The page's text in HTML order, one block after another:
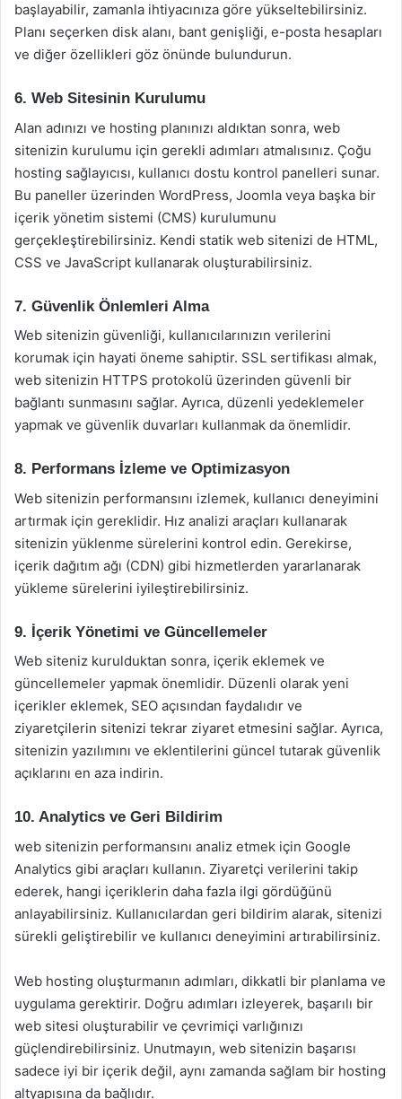
başlayabilir, zamanla ihtiyacınıza göre yükseltebilirsiniz.
Planı seçerken disk alanı, bant genişliği, e-posta hesapları
ve diğer özellikleri göz önünde bulundurun.
6. Web Sitesinin Kurulumu
Alan adınızı ve hosting planınızı aldıktan sonra, web
sitenizin kurulumu için gerekli adımları atmalısınız. Çoğu
hosting sağlayıcısı, kullanıcı dostu kontrol panelleri sunar.
Bu paneller üzerinden WordPress, Joomla veya başka bir
içerik yönetim sistemi (CMS) kurulumunu
gerçekleştirebilirsiniz. Kendi statik web sitenizi de HTML,
CSS ve JavaScript kullanarak oluşturabilirsiniz.
7. Güvenlik Önlemleri Alma
Web sitenizin güvenliği, kullanıcılarınızın verilerini
korumak için hayati öneme sahiptir. SSL sertifikası almak,
web sitenizin HTTPS protokolü üzerinden güvenli bir
bağlantı sunmasını sağlar. Ayrıca, düzenli yedeklemeler
yapmak ve güvenlik duvarları kullanmak da önemlidir.
8. Performans İzleme ve Optimizasyon
Web sitenizin performansını izlemek, kullanıcı deneyimini
artırmak için gereklidir. Hız analizi araçları kullanarak
sitenizin yüklenme sürelerini kontrol edin. Gerekirse,
içerik dağıtım ağı (CDN) gibi hizmetlerden yararlanarak
yükleme sürelerini iyileştirebilirsiniz.
9. İçerik Yönetimi ve Güncellemeler
Web siteniz kurulduktan sonra, içerik eklemek ve
güncellemeler yapmak önemlidir. Düzenli olarak yeni
içerikler eklemek, SEO açısından faydalıdır ve
ziyaretçilerin sitenizi tekrar ziyaret etmesini sağlar. Ayrıca,
sitenizin yazılımını ve eklentilerini güncel tutarak güvenlik
açıklarını en aza indirin.
10. Analytics ve Geri Bildirim
web sitenizin performansını analiz etmek için Google
Analytics gibi araçları kullanın. Ziyaretçi verilerini takip
ederek, hangi içeriklerin daha fazla ilgi gördüğünü
anlayabilirsiniz. Kullanıcılardan geri bildirim alarak, sitenizi
sürekli geliştirebilir ve kullanıcı deneyimini artırabilirsiniz.
Web hosting oluşturmanın adımları, dikkatli bir planlama ve
uygulama gerektirir. Doğru adımları izleyerek, başarılı bir
web sitesi oluşturabilir ve çevrimiçi varlığınızı
güçlendirebilirsiniz. Unutmayın, web sitenizin başarısı
sadece iyi bir içerik değil, aynı zamanda sağlam bir hosting
altyapısına da bağlıdır.